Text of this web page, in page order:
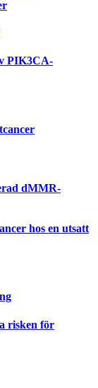
PIK3CA-
dMMR-
hos en utsatt
risken för